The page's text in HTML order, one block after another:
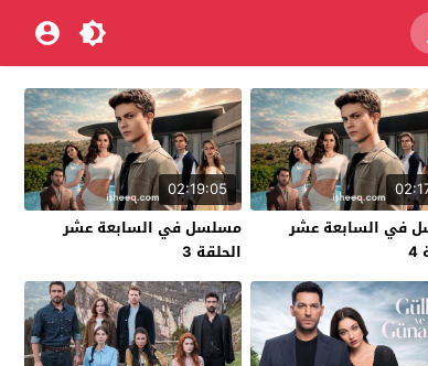
في السابعة عشر
02:19:05
مسلسل في السابعة عشر
الحلقة 3